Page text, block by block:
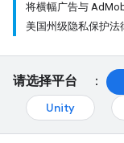
将横幅广告与
美国州级隐私保护法
请选择平台 ：
Unity